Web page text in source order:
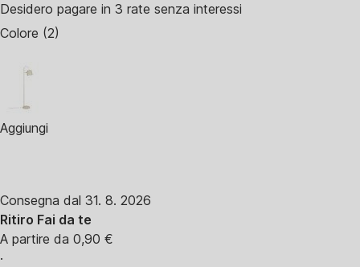
Desidero pagare in 3 rate senza interessi
Colore (2)
Aggiungi
Consegna dal 31. 8. 2026
Ritiro Fai da te
A partire da 0,90 €
·